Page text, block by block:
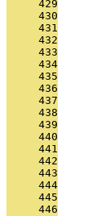
     429
     430
     431
     432
     433
     434
     435
     436
     437
     438
     439
     440
     441
     442
     443
     444
     445
     446